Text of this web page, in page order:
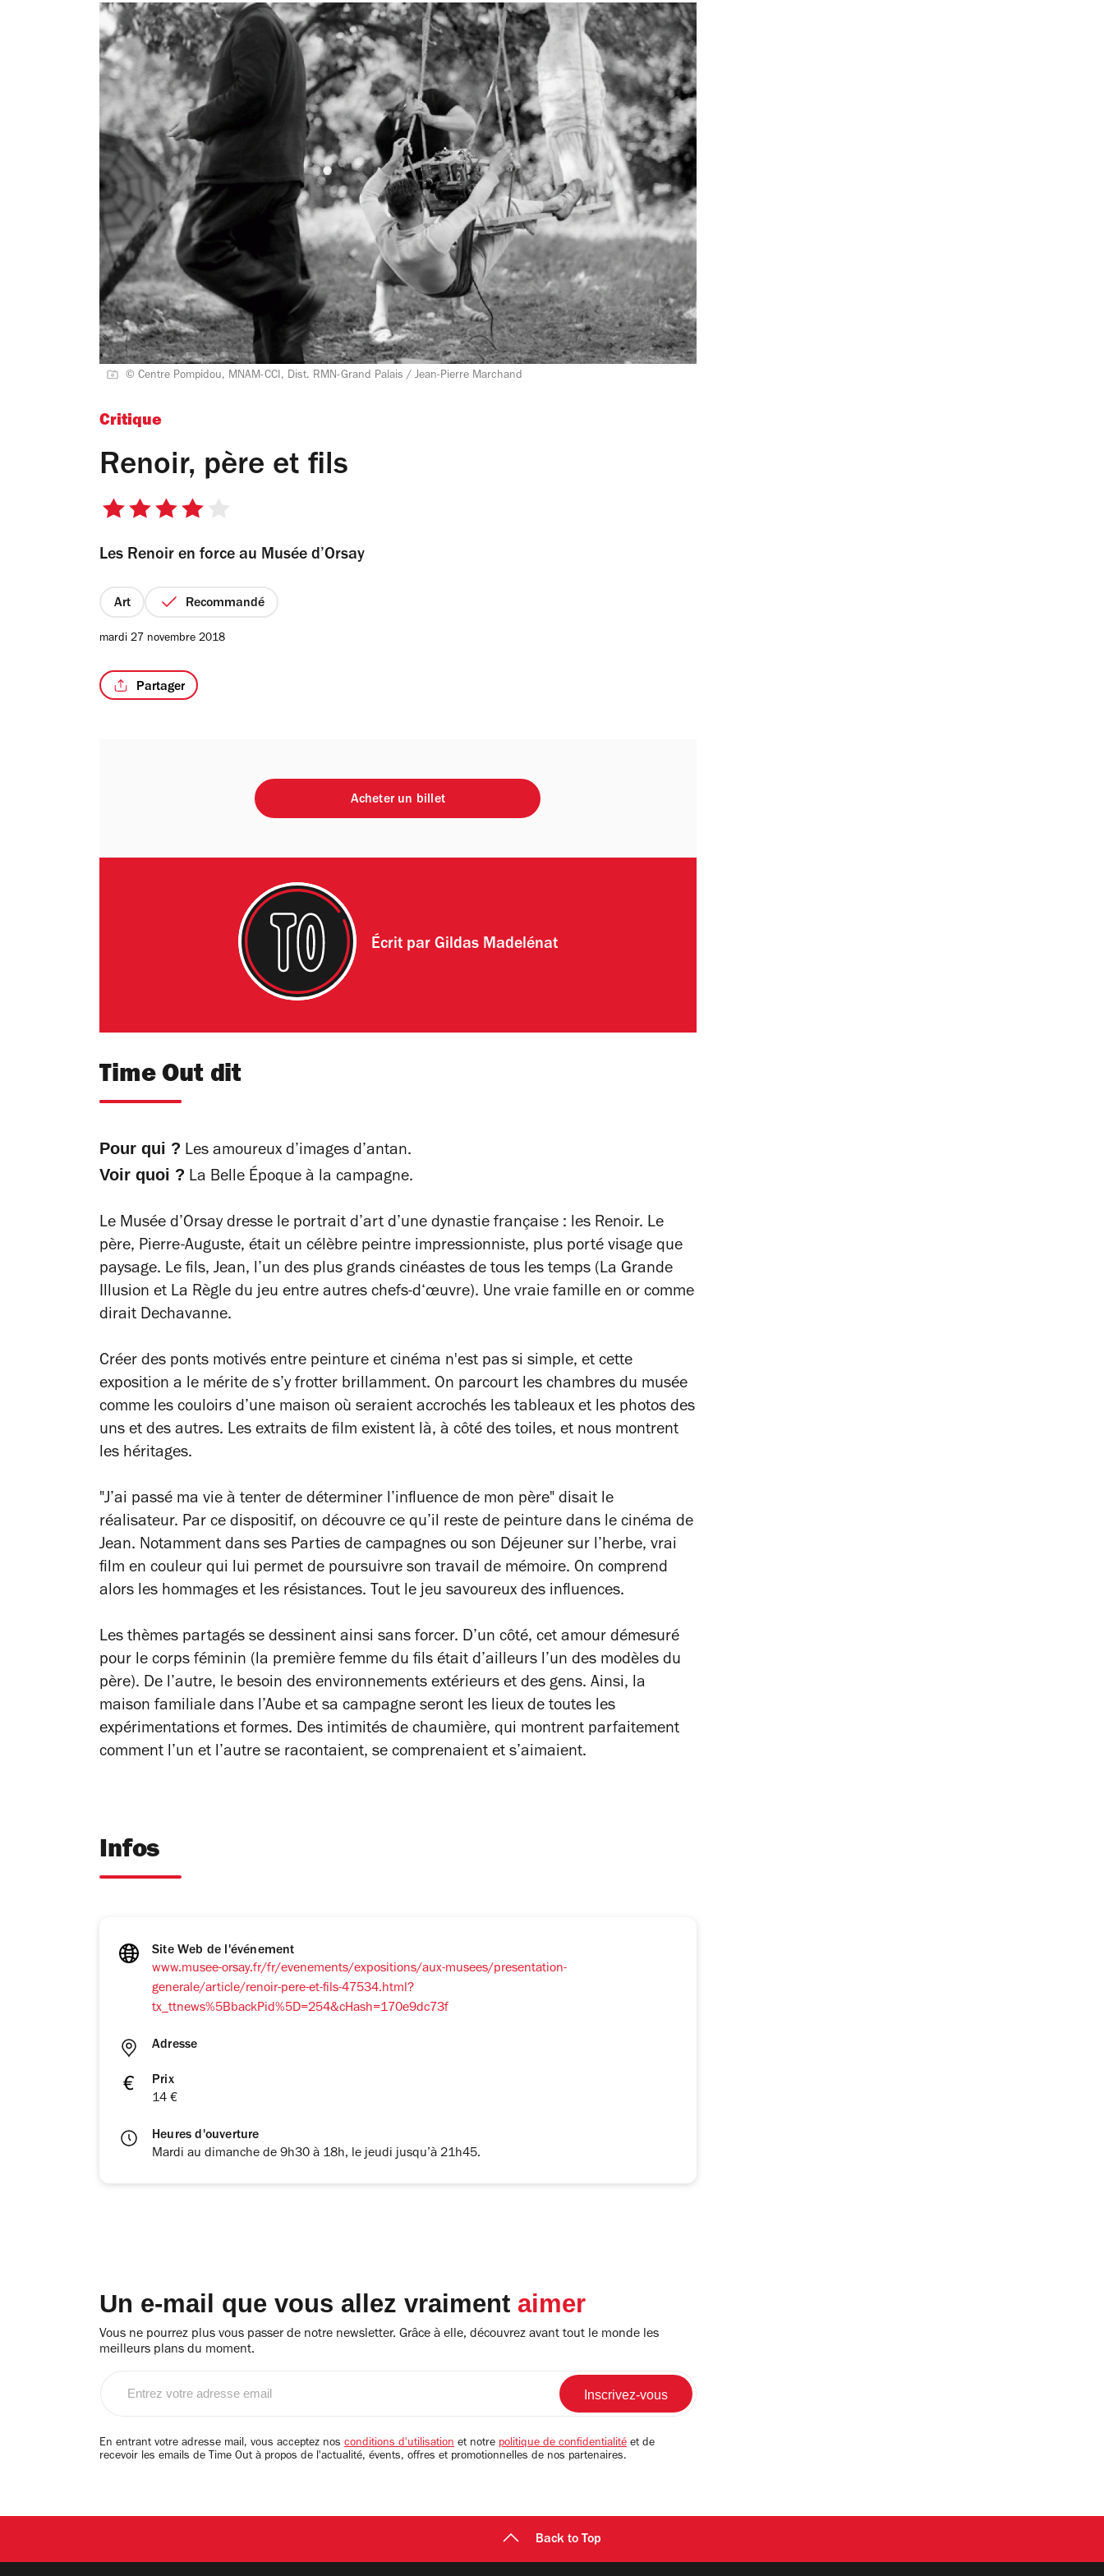
© Centre Pompidou, MNAM-CCI, Dist. RMN-Grand Palais / Jean-Pierre Marchand
Critique
Renoir, père et fils
4
5
Les Renoir en force au Musée d’Orsay
Art Recommandé
mardi 27 novembre 2018
Partager
Acheter un billet
Écrit par Gildas Madelénat
Time Out dit
Pour qui ? Les amoureux d’images d’antan.
Voir quoi ? La Belle Époque à la campagne.
Le Musée d’Orsay dresse le portrait d’art d’une dynastie française : les Renoir. Le
père, Pierre-Auguste, était un célèbre peintre impressionniste, plus porté visage que
paysage. Le fils, Jean, l’un des plus grands cinéastes de tous les temps (La Grande
Illusion et La Règle du jeu entre autres chefs-d‘œuvre). Une vraie famille en or comme
dirait Dechavanne.
Créer des ponts motivés entre peinture et cinéma n'est pas si simple, et cette
exposition a le mérite de s’y frotter brillamment. On parcourt les chambres du musée
comme les couloirs d’une maison où seraient accrochés les tableaux et les photos des
uns et des autres. Les extraits de film existent là, à côté des toiles, et nous montrent
les héritages.
"J’ai passé ma vie à tenter de déterminer l’influence de mon père" disait le
réalisateur. Par ce dispositif, on découvre ce qu’il reste de peinture dans le cinéma de
Jean. Notamment dans ses Parties de campagnes ou son Déjeuner sur l’herbe, vrai
film en couleur qui lui permet de poursuivre son travail de mémoire. On comprend
alors les hommages et les résistances. Tout le jeu savoureux des influences.
Les thèmes partagés se dessinent ainsi sans forcer. D’un côté, cet amour démesuré
pour le corps féminin (la première femme du fils était d’ailleurs l’un des modèles du
père). De l’autre, le besoin des environnements extérieurs et des gens. Ainsi, la
maison familiale dans l’Aube et sa campagne seront les lieux de toutes les
expérimentations et formes. Des intimités de chaumière, qui montrent parfaitement
comment l’un et l’autre se racontaient, se comprenaient et s’aimaient.
Infos
Site Web de l'événement
www.musee-orsay.fr/fr/evenements/expositions/aux-musees/presentation-
generale/article/renoir-pere-et-fils-47534.html?
tx_ttnews%5BbackPid%5D=254&cHash=170e9dc73f
Adresse
Prix
14 €
Heures d'ouverture
Mardi au dimanche de 9h30 à 18h, le jeudi jusqu’à 21h45.
Un e-mail que vous allez vraiment aimer
Vous ne pourrez plus vous passer de notre newsletter. Grâce à elle, découvrez avant tout le monde les
meilleurs plans du moment.
email
En entrant votre adresse mail, vous acceptez nos conditions d'utilisation et notre politique de confidentialité et de
recevoir les emails de Time Out à propos de l'actualité, évents, offres et promotionnelles de nos partenaires.
Back to Top